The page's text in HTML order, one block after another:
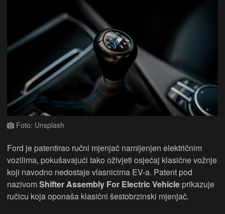
Foto: Unsplash
Ford je patentirao ručni mjenjač namijenjen električnim
vozilima, pokušavajući tako oživjeti osjećaj klasične vožnje
koji navodno nedostaje vlasnicima EV-a. Patent pod
nazivomShifter Assembly For Electric Vehicle prikazuje
ručicu koja oponaša klasični šestobrzinski mjenjač.